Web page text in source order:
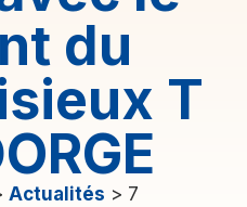
du
T
Actualités > 7